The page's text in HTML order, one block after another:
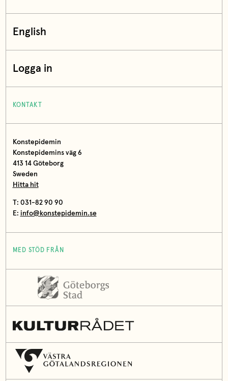
English
Logga in
KONTAKT
Konstepidemin
Konstepidemins väg 6
413 14 Göteborg
Sweden
Hitta hit
T: 031-82 90 90
E: info@konstepidemin.se
MED STÖD FRÅN